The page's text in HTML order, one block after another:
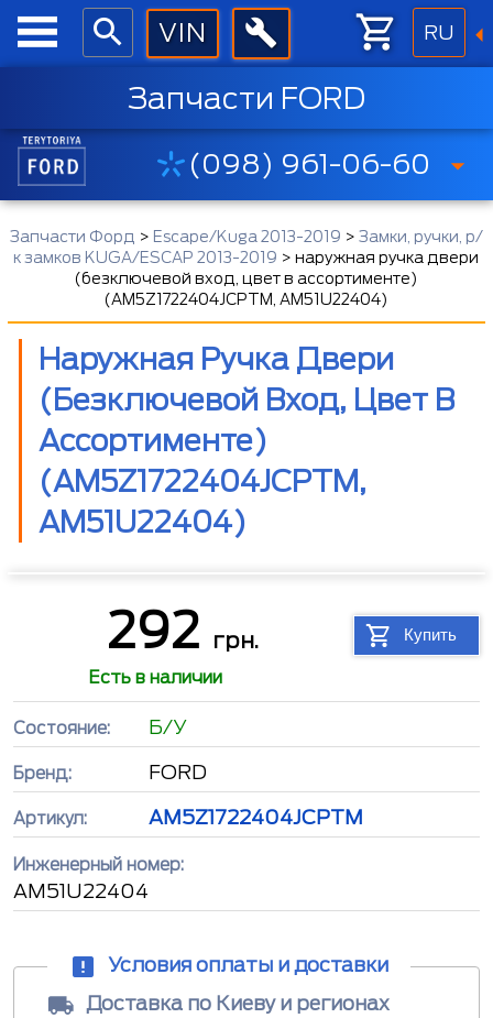
RU
Запчасти FORD
(098) 961-06-60
Запчасти Форд > Escape/Kuga 2013-2019 > Замки, ручки, р/
к замков KUGA/ESCAP 2013-2019 >наружная ручка двери
(безключевой вход, цвет в ассортименте)
(AM5Z1722404JCPTM, AM51U22404)
Наружная Ручка Двери
(безключевой Вход, Цвет В
Ассортименте)
(AM5Z1722404JCPTM,
AM51U22404)
292 грн. Купить
Есть в наличии
Состояние: Б/У
Бренд: FORD
Артикул: AM5Z1722404JCPTM
Инженерный номер:
AM51U22404
Условия оплаты и доставки
Доставка по Киеву и регионах